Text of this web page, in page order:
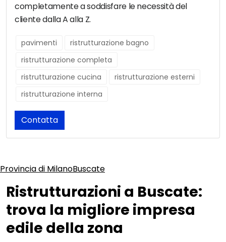
completamente a soddisfare le necessità del
cliente dalla A alla Z.
pavimenti
ristrutturazione bagno
ristrutturazione completa
ristrutturazione cucina
ristrutturazione esterni
ristrutturazione interna
Contatta
Provincia di MilanoBuscate
Ristrutturazioni a Buscate:
trova la migliore impresa
edile della zona